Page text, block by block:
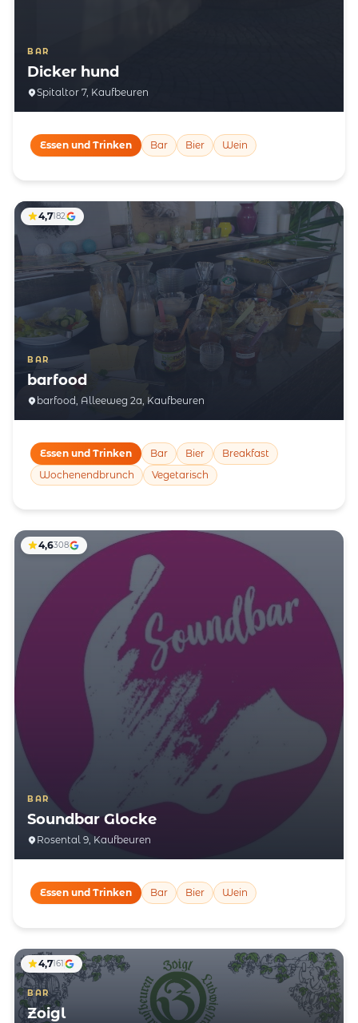
BAR
Dicker hund
Spitaltor 7, Kaufbeuren
Essen und Trinken Bar Bier Wein
BAR
barfood
barfood, Alleeweg 2a, Kaufbeuren
4,7182
Essen und Trinken Bar Bier
Breakfast
Wochenendbrunch
Vegetarisch
BAR
Soundbar Glocke
Rosental 9, Kaufbeuren
4,6308
Essen und Trinken Bar Bier Wein
BAR
Zoigl
4,7161